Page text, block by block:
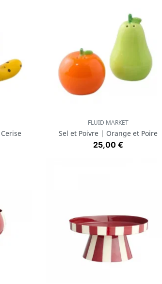
Aperçu rapide
FLUID MARKET
Sel et Poivre | Orange et Poire
Prix
25,00 €